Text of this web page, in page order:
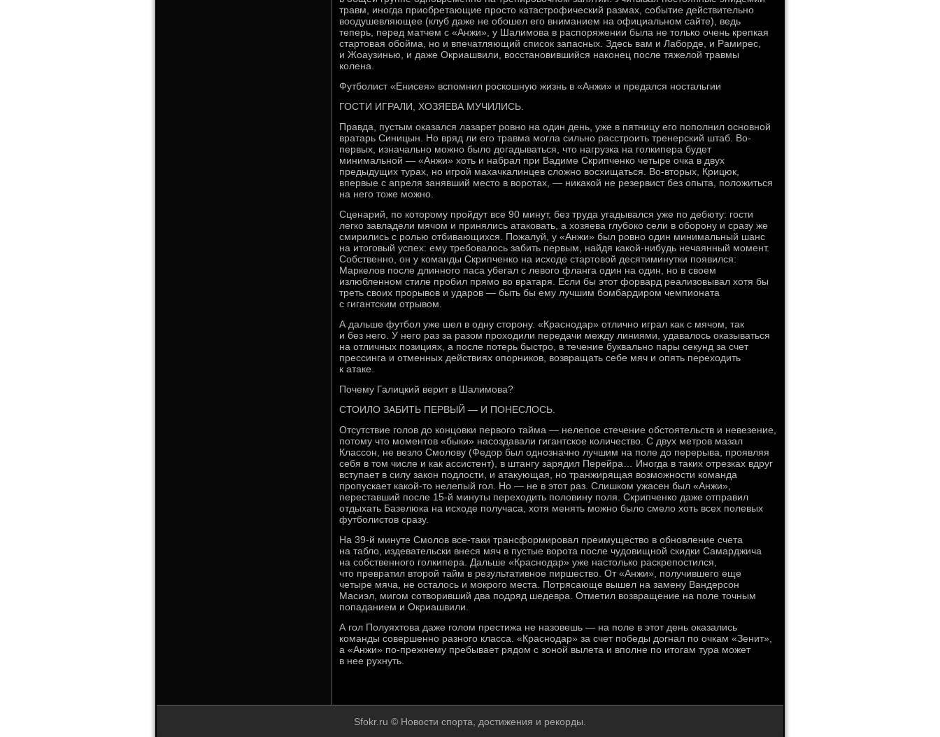
травм, иногда приобретающие просто катастрофический размах, событие действительно
воодушевляющее (клуб даже не обошел его вниманием на официальном сайте), ведь
теперь, перед матчем с «Анжи», у Шалимова в распоряжении была не только очень крепкая
стартовая обойма, но и впечатляющий список запасных. Здесь вам и Лаборде, и Рамирес,
и Жоаузинью, и даже Окриашвили, восстановившийся наконец после тяжелой травмы
колена.
Футболист «Енисея» вспомнил роскошную жизнь в «Анжи» и предался ностальгии
ГОСТИ ИГРАЛИ, ХОЗЯЕВА МУЧИЛИСЬ.
Правда, пустым оказался лазарет ровно на один день, уже в пятницу его пополнил основной
вратарь Синицын. Но вряд ли его травма могла сильно расстроить тренерский штаб. Во-
первых, изначально можно было догадываться, что нагрузка на голкипера будет
минимальной — «Анжи» хоть и набрал при Вадиме Скрипченко четыре очка в двух
предыдущих турах, но игрой махачкалинцев сложно восхищаться. Во-вторых, Крицюк,
впервые с апреля занявший место в воротах, — никакой не резервист без опыта, положиться
на него тоже можно.
Сценарий, по которому пройдут все 90 минут, без труда угадывался уже по дебюту: гости
легко завладели мячом и принялись атаковать, а хозяева глубоко сели в оборону и сразу же
смирились с ролью отбивающихся. Пожалуй, у «Анжи» был ровно один минимальный шанс
на итоговый успех: ему требовалось забить первым, найдя какой-нибудь нечаянный момент.
Собственно, он у команды Скрипченко на исходе стартовой десятиминутки появился:
Маркелов после длинного паса убегал с левого фланга один на один, но в своем
излюбленном стиле пробил прямо во вратаря. Если бы этот форвард реализовывал хотя бы
треть своих прорывов и ударов — быть бы ему лучшим бомбардиром чемпионата
с гигантским отрывом.
А дальше футбол уже шел в одну сторону. «Краснодар» отлично играл как с мячом, так
и без него. У него раз за разом проходили передачи между линиями, удавалось оказываться
на отличных позициях, а после потерь быстро, в течение буквально пары секунд за счет
прессинга и отменных действиях опорников, возвращать себе мяч и опять переходить
к атаке.
Почему Галицкий верит в Шалимова?
СТОИЛО ЗАБИТЬ ПЕРВЫЙ — И ПОНЕСЛОСЬ.
Отсутствие голов до концовки первого тайма — нелепое стечение обстоятельств и невезение,
потому что моментов «быки» насоздавали гигантское количество. С двух метров мазал
Классон, не везло Смолову (Федор был однозначно лучшим на поле до перерыва, проявляя
себя в том числе и как ассистент), в штангу зарядил Перейра… Иногда в таких отрезках вдруг
вступает в силу закон подлости, и атакующая, но транжирящая возможности команда
пропускает какой-то нелепый гол. Но — не в этот раз. Слишком ужасен был «Анжи»,
переставший после 15-й минуты переходить половину поля. Скрипченко даже отправил
отдыхать Базелюка на исходе получаса, хотя менять можно было смело хоть всех полевых
футболистов сразу.
На 39-й минуте Смолов все-таки трансформировал преимущество в обновление счета
на табло, издевательски внеся мяч в пустые ворота после чудовищной скидки Самарджича
на собственного голкипера. Дальше «Краснодар» уже настолько раскрепостился,
что превратил второй тайм в результативное пиршество. От «Анжи», получившего еще
четыре мяча, не осталось и мокрого места. Потрясающе вышел на замену Вандерсон
Масиэл, мигом сотворивший два подряд шедевра. Отметил возвращение на поле точным
попаданием и Окриашвили.
А гол Полуяхтова даже голом престижа не назовешь — на поле в этот день оказались
команды совершенно разного класса. «Краснодар» за счет победы догнал по очкам «Зенит»,
а «Анжи» по-прежнему пребывает рядом с зоной вылета и вполне по итогам тура может
в нее рухнуть.
Sfokr.ru © Новости спорта, достижения и рекорды.